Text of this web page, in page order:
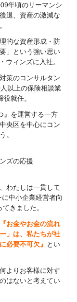
年頃のリーマンシ
退、資産の激減な
的な資産形成・防
」という強い思い
ィンズに入社。
策のコンサルタン
以上の保険相談業
就任。
』を運営する一方
央区を中心にコン
。
ズの応援
わたしは一貫して
中小企業経営者向
きました。
『お金やお金の流れ
」は、私たちが社
必要不可欠』
とい
よりお客様に対す
はないと考えてい